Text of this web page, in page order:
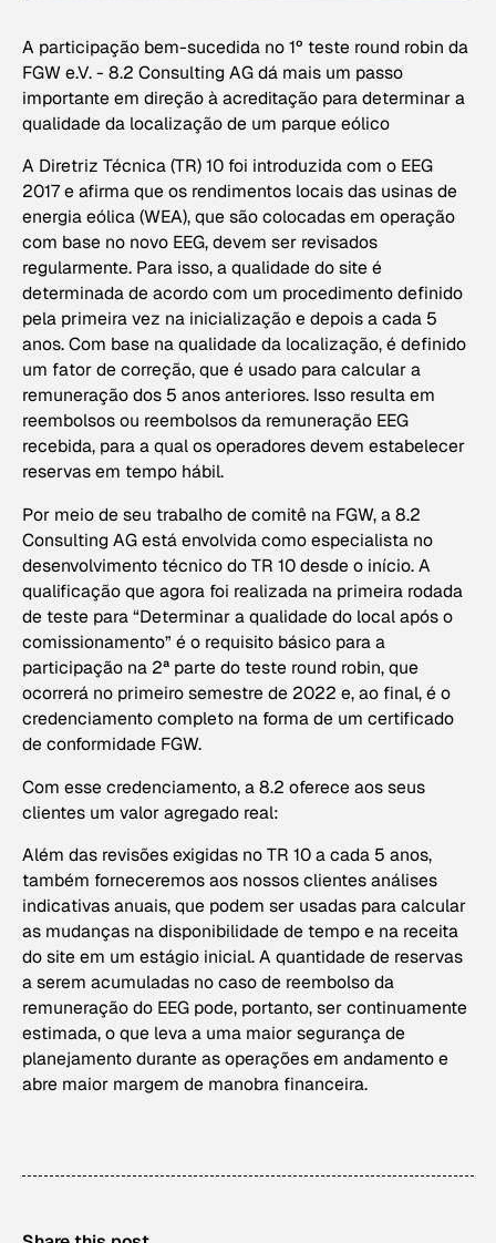
A participação bem-sucedida no 1º teste round robin da
FGW e.V. - 8.2 Consulting AG dá mais um passo
importante em direção à acreditação para determinar a
qualidade da localização de um parque eólico
A Diretriz Técnica (TR) 10 foi introduzida com o EEG
2017 e afirma que os rendimentos locais das usinas de
energia eólica (WEA), que são colocadas em operação
com base no novo EEG, devem ser revisados
regularmente. Para isso, a qualidade do site é
determinada de acordo com um procedimento definido
pela primeira vez na inicialização e depois a cada 5
anos. Com base na qualidade da localização, é definido
um fator de correção, que é usado para calcular a
remuneração dos 5 anos anteriores. Isso resulta em
reembolsos ou reembolsos da remuneração EEG
recebida, para a qual os operadores devem estabelecer
reservas em tempo hábil.
Por meio de seu trabalho de comitê na FGW, a 8.2
Consulting AG está envolvida como especialista no
desenvolvimento técnico do TR 10 desde o início. A
qualificação que agora foi realizada na primeira rodada
de teste para “Determinar a qualidade do local após o
comissionamento” é o requisito básico para a
participação na 2ª parte do teste round robin, que
ocorrerá no primeiro semestre de 2022 e, ao final, é o
credenciamento completo na forma de um certificado
de conformidade FGW.
Com esse credenciamento, a 8.2 oferece aos seus
clientes um valor agregado real:
Além das revisões exigidas no TR 10 a cada 5 anos,
também forneceremos aos nossos clientes análises
indicativas anuais, que podem ser usadas para calcular
as mudanças na disponibilidade de tempo e na receita
do site em um estágio inicial. A quantidade de reservas
a serem acumuladas no caso de reembolso da
remuneração do EEG pode, portanto, ser continuamente
estimada, o que leva a uma maior segurança de
planejamento durante as operações em andamento e
abre maior margem de manobra financeira.